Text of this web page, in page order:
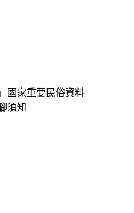
國家重要民俗資料
須知